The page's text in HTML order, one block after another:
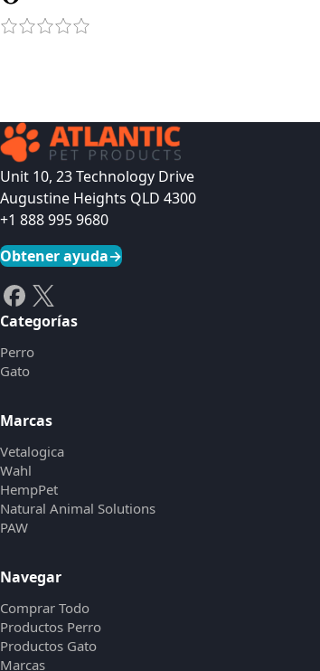
Unit 10, 23 Technology Drive
Augustine Heights QLD 4300
+1 888 995 9680
Obtener ayuda→
Categorías
Perro
Gato
Marcas
Vetalogica
Wahl
HempPet
Natural Animal Solutions
PAW
Navegar
Comprar Todo
Productos Perro
Productos Gato
Marcas